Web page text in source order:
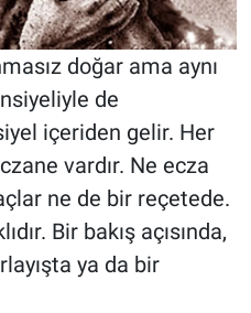
doğar ama aynı
de
içeriden gelir. Her
vardır. Ne ecza
ne de bir reçetede.
Bir bakış açısında,
ya da bir